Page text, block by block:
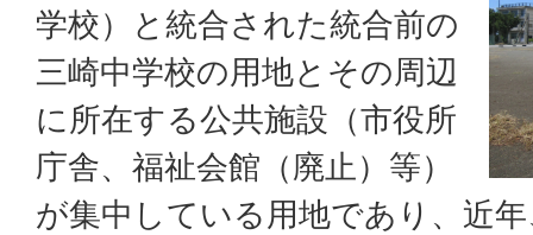
学校）と統合された統合前の
三崎中学校の用地とその周辺
に所在する公共施設（市役所
庁舎、福祉会館（廃止）等）
が集中している用地であり、近